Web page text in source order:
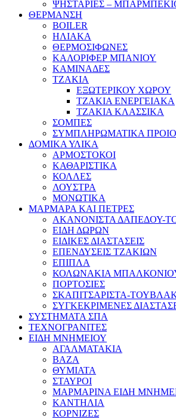
ΨΗΣΤΑΡΙΕΣ –
ΘΕΡΜΑΝΣΗ
BOILER
ΗΛΙΑΚΑ
ΘΕΡΜΟΣΙΦΩΝΕΣ
ΚΑΛΟΡΙΦΕΡ ΜΠΑΝΙΟΥ
ΚΑΜΙΝΑΔΕΣ
ΤΖΑΚΙΑ
ΕΞΩΤΕΡΙΚΟΥ ΧΩΡΟΥ
ΤΖΑΚΙΑ ΕΝΕΡΓΕΙΑΚΑ
ΤΖΑΚΙΑ ΚΛΑΣΣΙΚΑ
ΣΟΜΠΕΣ
ΣΥΜΠΛΗΡΩΜΑΤΙΚΑ
ΔΟΜΙΚΑ ΥΛΙΚΑ
ΑΡΜΟΣΤΟΚΟΙ
ΚΑΘΑΡΙΣΤΙΚΑ
ΚΟΛΛΕΣ
ΛΟΥΣΤΡΑ
ΜΟΝΩΤΙΚΑ
ΜΑΡΜΑΡΑ ΚΑΙ ΠΕΤΡΕΣ
ΑΚΑΝΟΝΙΣΤΑ ΔΑΠΕΔΟΥ-
ΕΙΔΗ ΔΩΡΩΝ
ΕΙΔΙΚΕΣ ΔΙΑΣΤΑΣΕΙΣ
ΕΠΕΝΔΥΣΕΙΣ ΤΖΑΚΙΩΝ
ΕΠΙΠΛΑ
ΚΟΛΩΝΑΚΙΑ
ΠΟΡΤΟΣΙΕΣ
ΣΚΑΠΙΤΣΑΡΙΣΤΑ-
ΣΥΓΚΕΚΡΙΜΕΝΕΣ
ΣΥΣΤΗΜΑΤΑ ΣΠΑ
ΤΕΧΝΟΓΡΑΝΙΤΕΣ
ΕΙΔΗ ΜΝΗΜΕΙΟΥ
ΑΓΑΛΜΑΤΑΚΙΑ
ΒΑΖΑ
ΘΥΜΙΑΤΑ
ΣΤΑΥΡΟΙ
ΜΑΡΜΑΡΙΝΑ ΕΙΔΗ
ΚΑΝΤΗΛΙΑ
ΚΟΡΝΙΖΕΣ